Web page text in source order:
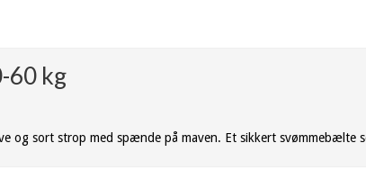
60 kg
og sort strop med spænde på maven. Et sikkert svømmebælte